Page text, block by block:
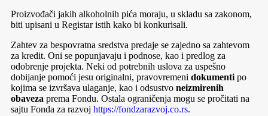
Proizvođači jakih alkoholnih pića moraju, u skladu sa zakonom,
biti upisani u Registar istih kako bi konkurisali.
Zahtev za bespovratna sredstva predaje se zajedno sa zahtevom
za kredit. Oni se popunjavaju i podnose, kao i predlog za
odobrenje projekta. Neki od potrebnih uslova za uspešno
dobijanje pomoći jesu originalni, pravovremeni dokumentipo
kojima se izvršava ulaganje, kao i odsustvo neizmirenih
obaveza prema Fondu. Ostala ograničenja mogu se pročitati na
sajtu Fonda za razvoj https://fondzarazvoj.co.rs.